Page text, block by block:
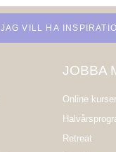
JAG VILL HA
JOBBA
Online
Retreat